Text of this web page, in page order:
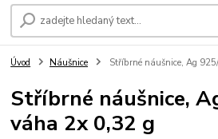
Úvod Náušnice Stříbrné náušnice, Ag
Stříbrné náušnice,
váha 2x 0,32 g